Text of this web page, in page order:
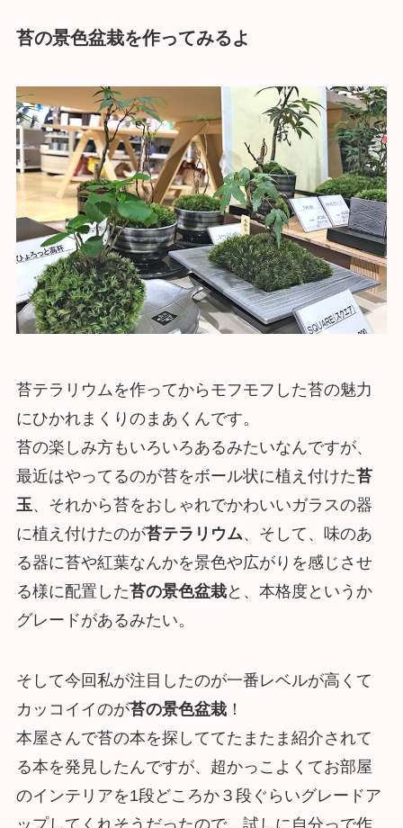
苔の景色盆栽を作ってみるよ
苔テラリウムを作ってからモフモフした苔の魅力
にひかれまくりのまあくんです。
苔の楽しみ方もいろいろあるみたいなんですが、
最近はやってるのが苔をボール状に植え付けた苔
玉、それから苔をおしゃれでかわいいガラスの器
に植え付けたのが苔テラリウム、そして、味のあ
る器に苔や紅葉なんかを景色や広がりを感じさせ
る様に配置した苔の景色盆栽と、本格度というか
グレードがあるみたい。
そして今回私が注目したのが一番レベルが高くて
カッコイイのが苔の景色盆栽！
本屋さんで苔の本を探しててたまたま紹介されて
る本を発見したんですが、超かっこよくてお部屋
のインテリアを1段どころか３段ぐらいグレードア